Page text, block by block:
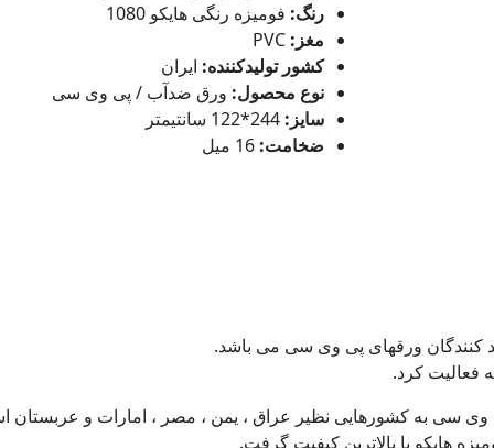
رنگ: فومیزه رنگی هایکو 1080
مغز: PVC
کشور تولیدکننده: ایران
نوع محصول: ورق ضدآب / پی وی سی
سایز: 244*122 سانتیمتر
ضخامت: 16 میل
کنندگان ورقهای پی وی سی می باشد.
وی سی به کشورهایی نظیر عراق ، یمن ، مصر ، امارات و عربستان